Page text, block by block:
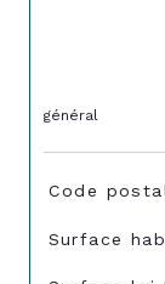
général
Code postal
Surface